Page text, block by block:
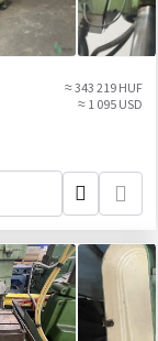
≈ 343 219 HUF
≈ 1 095 USD